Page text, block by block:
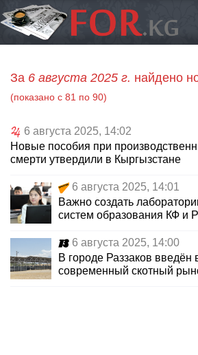
За 6 августа 2025 г. найдено
(показано с 81 по 90)
6 августа 2025, 14:02
Новые пособия при
смерти утвердили в Кыргызстане
6 августа 2025, 14:01
Важно создать
систем образования КФ и
6 августа 2025, 14:00
В городе Раззаков введён
современный скотный